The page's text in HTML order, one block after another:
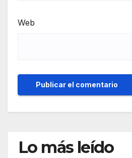
Web
Lo más leído